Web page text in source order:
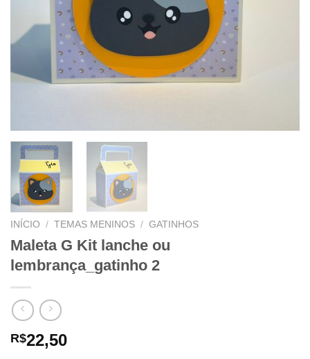
INÍCIO / TEMAS MENINOS / GATINHOS
Maleta G Kit lanche ou
lembrança_gatinho 2
R$22,50